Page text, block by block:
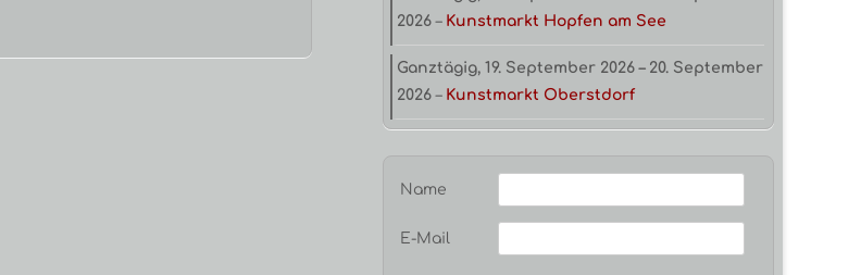
2026 – Kunstmarkt Hopfen am See
Ganztägig,19. September 2026 – 20. September
2026 – Kunstmarkt Oberstdorf
Name
E-Mail